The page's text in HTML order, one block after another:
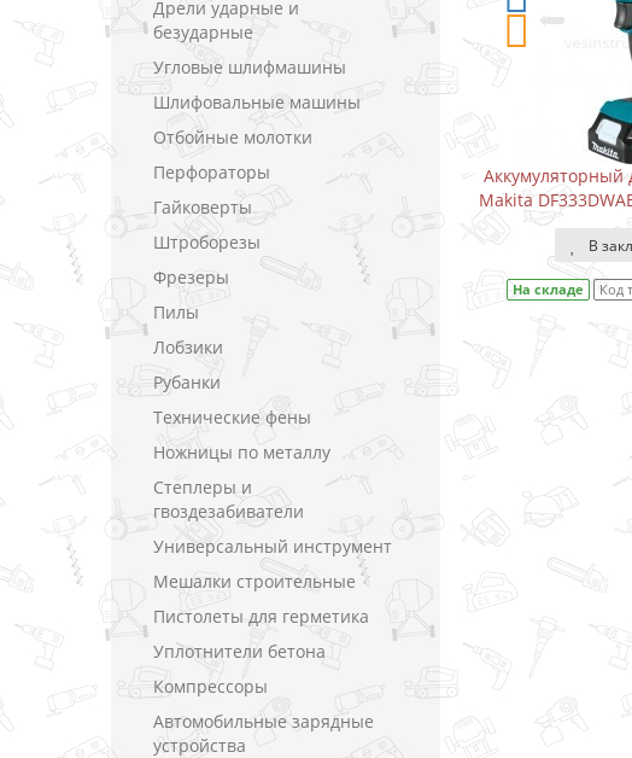
Дрели ударные и
безударные
Угловые шлифмашины
Шлифовальные машины
Отбойные молотки
Перфораторы
Гайковерты
Штроборезы
Фрезеры
Пилы
Лобзики
Рубанки
Технические фены
Ножницы по металлу
Степлеры и
гвоздезабиватели
Универсальный инструмент
Мешалки строительные
Пистолеты для герметика
Уплотнители бетона
Компрессоры
Автомобильные зарядные
устройства
дрель-шуруповерт
DF333DWYE / CXT 10.8 В (1.5 А)
В закладки
Код товара: DF333DWYE
Аккумуляторный дрель-шуруповерт
Makita DF333DWAE / CXT 10.8 В (2.0 А)
В закладки
На складе Код товара:DF333DWAE